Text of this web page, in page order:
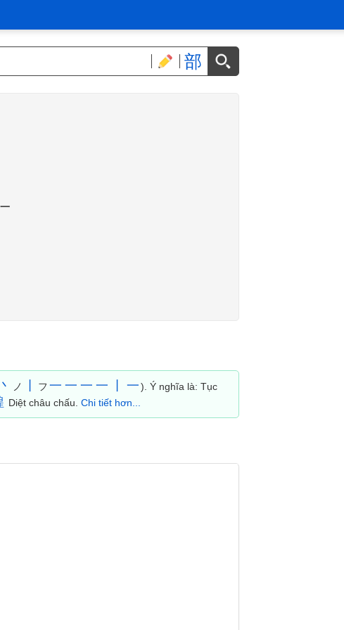
部
丶 ノ フ一 一 一 一 一). Ý nghĩa là: Tục
Diệt châu chấu. Chi tiết hơn...